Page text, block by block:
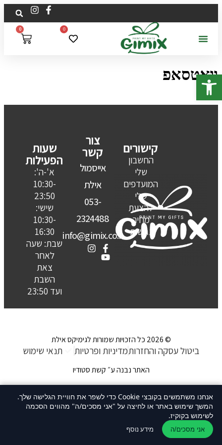
פתח סרגל נגישות
0
0
וואטסאפ
קישורים
החשבון
שלי
המועדפים
שלי
להצעת
מחיר
נגישות
צור
קשר
אייסמול
אילת
053-
2324488
info@gimix.co.il
שעות
הפעילות
א'-ה':
10:30-
23:50
שישי:
10:30-
16:30
שבת: שעה
לאחר
צאת
השבת
ועד 23:50
© 2026 כל הזכויות שמורות לגימיקס אילת
ביטול עסקה והחזרותמדיניות ופרטיות תנאי שימוש
האתר נבנה ע״ קשת סטודיו
אנחנו משתמשים בקובצי Cookie כדי לשפר את חוויית הגלישה שלך.
המשך שימוש באתר או לחיצה על "אני מסכים/ה" מהווים הסכמה
לשימוש בקוקיז.
אני מסכים/ה מידע נוסף